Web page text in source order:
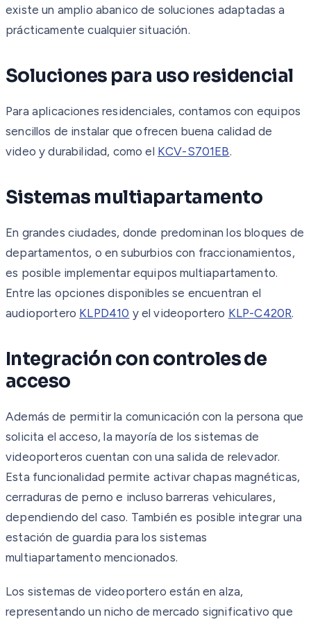
existe un amplio abanico de soluciones adaptadas a
prácticamente cualquier situación.
Soluciones para uso residencial
Para aplicaciones residenciales, contamos con equipos
sencillos de instalar que ofrecen buena calidad de
video y durabilidad, como el KCV-S701EB.
Sistemas multiapartamento
En grandes ciudades, donde predominan los bloques de
departamentos, o en suburbios con fraccionamientos,
es posible implementar equipos multiapartamento.
Entre las opciones disponibles se encuentran el
audioportero KLPD410 y el videoportero KLP-C420R.
Integración con controles de
acceso
Además de permitir la comunicación con la persona que
solicita el acceso, la mayoría de los sistemas de
videoporteros cuentan con una salida de relevador.
Esta funcionalidad permite activar chapas magnéticas,
cerraduras de perno e incluso barreras vehiculares,
dependiendo del caso. También es posible integrar una
estación de guardia para los sistemas
multiapartamento mencionados.
Los sistemas de videoportero están en alza,
representando un nicho de mercado significativo que